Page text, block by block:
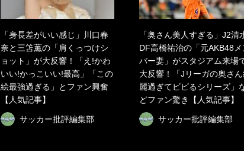
「身長差がいい感じ」川口春
奈と三笘薫の「肩くっつけシ
ョット」が大反響！「え!かわ
いい!かっこいい!最高」「この
絵最強過ぎる」とファン興奮
【人気記事】
サッカー批評編集部
「奥さん美人すぎる」J2清
DF高橋祐治の「元AKB48メ
バー妻」がスタジアム来場
大反響！「Jリーガの奥さ
麗過ぎてビビるシリーズ」
どファン驚き【人気記事】
サッカー批評編集部